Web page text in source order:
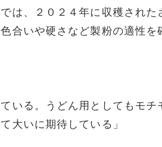
は、２０２４年に収穫された
合いや硬さなど製粉の適性を
いる。うどん用としてもモチ
大いに期待している」